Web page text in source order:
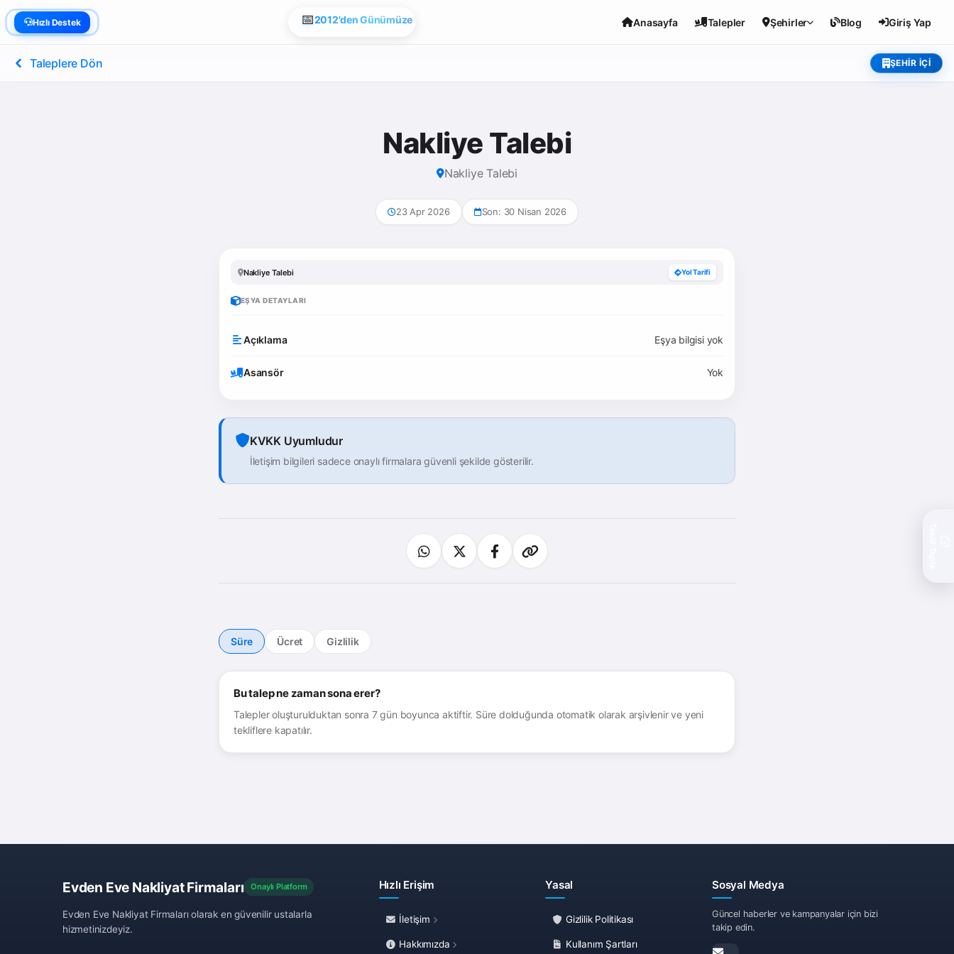
Hızlı Destek 📅2012'den Günümüze Anasayfa Talepler Şehirler Blog Giriş Yap
Taleplere Dön ŞEHIR İÇI
Nakliye Talebi
Nakliye Talebi
23 Apr 2026 Son: 30 Nisan 2026
Nakliye Talebi Yol Tarifi
EŞYA DETAYLARI
Açıklama Eşya bilgisi yok
Asansör Yok
KVKK Uyumludur
İletişim bilgileri sadece onaylı firmalara güvenli şekilde gösterilir.
Süre Ücret Gizlilik
Bu talep ne zaman sona erer?
Talepler oluşturulduktan sonra 7 gün boyunca aktiftir. Süre dolduğunda otomatik olarak arşivlenir ve yeni
tekliflere kapatılır.
Evden Eve Nakliyat Firmaları Onaylı Platform
Evden Eve Nakliyat Firmaları olarak en güvenilir ustalarla
hizmetinizdeyiz.
Hızlı Erişim
İletişim
Hakkımızda
Yasal
Gizlilik Politikası
Kullanım Şartları
Sosyal Medya
Güncel haberler ve kampanyalar için bizi
takip edin.